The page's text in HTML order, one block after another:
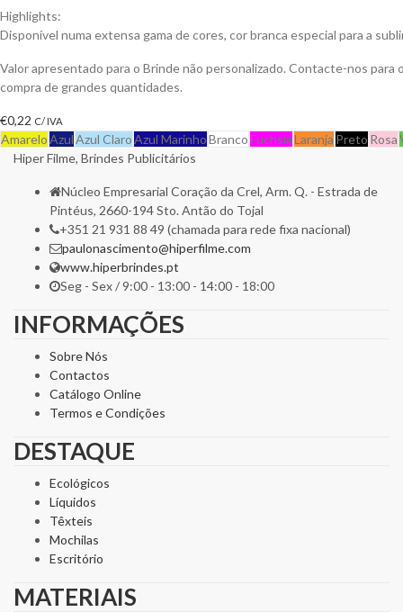
Highlights:
Disponível numa extensa gama de cores, cor branca especial para a
Valor apresentado para o Brinde não personalizado. Contacte-nos para
compra de grandes quantidades.
€0,22 C/ IVA
AmareloAzulAzul ClaroAzul MarinhoBrancoFuchsiaLaranja Preto Rosa
Hiper Filme, Brindes Publicitários
Núcleo Empresarial Coração da Crel, Arm. Q. - Estrada de
Pintéus, 2660-194 Sto. Antão do Tojal
+351 21 931 88 49 (chamada para rede fixa nacional)
paulonascimento@hiperfilme.com
www.hiperbrindes.pt
Seg - Sex / 9:00 - 13:00 - 14:00 - 18:00
INFORMAÇÕES
Sobre Nós
Contactos
Catálogo Online
Termos e Condições
DESTAQUE
Ecológicos
Líquidos
Têxteis
Mochilas
Escritório
MATERIAIS